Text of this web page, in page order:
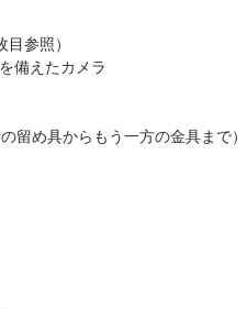
参照）
備えたカメラ
留め具からもう一方の金具まで）